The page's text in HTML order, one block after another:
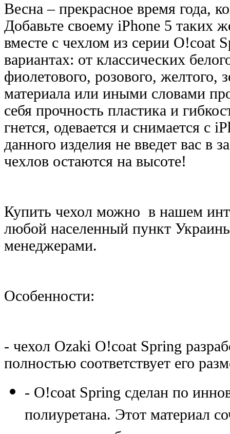
Весна – прекрасное время года,
Добавьте своему iPhone 5 таких
вместе с чехлом из серии O!coat
вариантах: от классических
фиолетового, розового,
материала или иными словами
себя прочность пластика и
гнется, одевается и снимается с
данного изделия не введет вас в
чехлов остаются на высоте!
Купить чехол можно в нашем
любой населенный пункт
менеджерами.
Особенности:
- чехол Ozaki O!coat Spring
полностью соответствует его
- O!coat Spring сделан по
полиуретана. Этот материал